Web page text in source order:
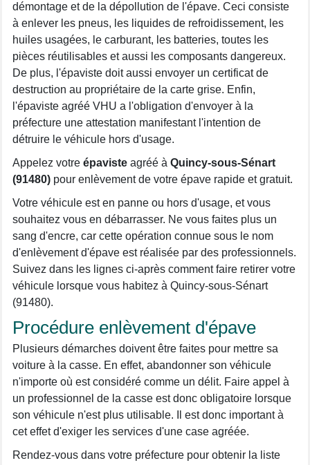
démontage et de la dépollution de l'épave. Ceci consiste
à enlever les pneus, les liquides de refroidissement, les
huiles usagées, le carburant, les batteries, toutes les
pièces réutilisables et aussi les composants dangereux.
De plus, l'épaviste doit aussi envoyer un certificat de
destruction au propriétaire de la carte grise. Enfin,
l'épaviste agréé VHU a l'obligation d'envoyer à la
préfecture une attestation manifestant l'intention de
détruire le véhicule hors d'usage.
Appelez votre épaviste agréé à Quincy-sous-Sénart
(91480) pour enlèvement de votre épave rapide et gratuit.
Votre véhicule est en panne ou hors d'usage, et vous
souhaitez vous en débarrasser. Ne vous faites plus un
sang d'encre, car cette opération connue sous le nom
d'enlèvement d'épave est réalisée par des professionnels.
Suivez dans les lignes ci-après comment faire retirer votre
véhicule lorsque vous habitez à Quincy-sous-Sénart
(91480).
Procédure enlèvement d'épave
Plusieurs démarches doivent être faites pour mettre sa
voiture à la casse. En effet, abandonner son véhicule
n'importe où est considéré comme un délit. Faire appel à
un professionnel de la casse est donc obligatoire lorsque
son véhicule n'est plus utilisable. Il est donc important à
cet effet d'exiger les services d'une case agréée.
Rendez-vous dans votre préfecture pour obtenir la liste